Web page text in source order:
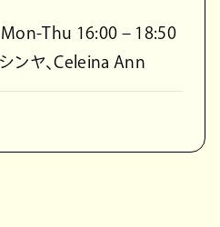
Mon-Thu 16:00 – 18:50
ンヤ、Celeina Ann